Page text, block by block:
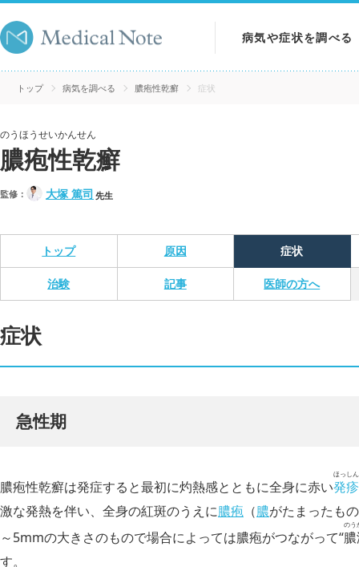
病気や症状を調べる
病気を調べる
トップ 病気を調べる 膿疱性乾癬 症状
のうほうせいかんせん
膿疱性乾癬
監修： 大塚 篤司 先生
トップ 原因 症状
治験 記事 医師の方へ
症状
急性期
膿疱性乾癬は発症すると最初に灼熱感とともに全身に赤い発疹
ほっしん
激な発熱を伴い、全身の紅斑のうえに膿疱 （膿がたまったも
～5mmの大きさのもので場合によっては膿疱がつながって“
のう
す。